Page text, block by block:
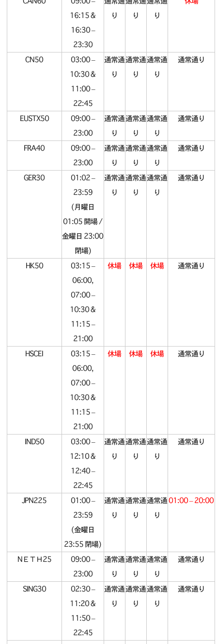
16:15 &
16:30 –
23:30
り
り
り
CN50
03:00 –
10:30 &
11:00 –
22:45
通常通
り
通常通
り
通常通
り
通常通り
EUSTX50
09:00 –
23:00
通常通
り
通常通
り
通常通
り
通常通り
FRA40
09:00 –
23:00
通常通
り
通常通
り
通常通
り
通常通り
GER30
01:02 –
23:59
(月曜日
01:05 開場 /
金曜日 23:00
閉場)
通常通
り
通常通
り
通常通
り
通常通り
HK50
03:15 –
06:00,
07:00 –
10:30 &
11:15 –
21:00
休場 休場 休場 通常通り
HSCEI
03:15 –
06:00,
07:00 –
10:30 &
11:15 –
21:00
休場 休場 休場 通常通り
IND50
03:00 –
12:10 &
12:40 –
22:45
通常通
り
通常通
り
通常通
り
通常通り
JPN225
01:00 –
23:59
(金曜日
23:55 閉場)
通常通
り
通常通
り
通常通
り
01:00 – 20:00
NΕΤΗ25
09:00 –
23:00
通常通
り
通常通
り
通常通
り
通常通り
SING30
02:30 –
11:20 &
11:50 –
22:45
通常通
り
通常通
り
通常通
り
通常通り